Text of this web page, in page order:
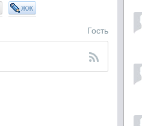
ЖЖ
Гость